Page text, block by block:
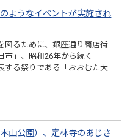
ようなイベントが実施され
図るために、銀座通り商店街
市」、昭和26年から続く
する祭りである「おおむた大
山公園）、定林寺のあじさ